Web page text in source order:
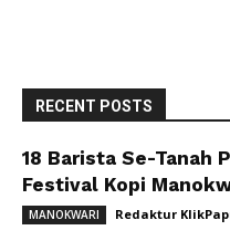
RECENT POSTS
18 Barista Se-Tanah
Festival Kopi
MANOKWARI Redaktur